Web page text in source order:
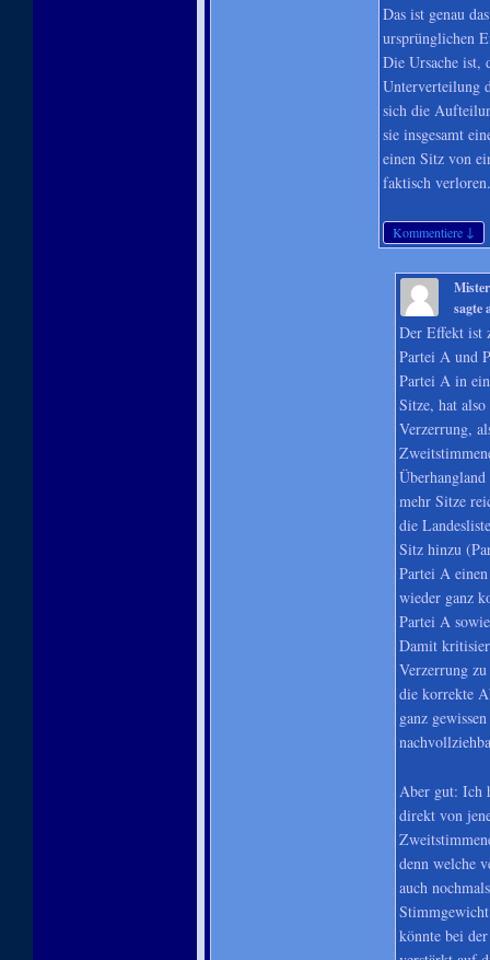
Das ist genau
ursprünglichen
Die Ursache ist,
Unterverteilung
sich die
sie insgesamt
einen Sitz von
faktisch verloren.
Kommentiere ↓
sagte
Der Effekt ist
Partei A und
Partei A in
Sitze, hat
Verzerrung,
mehr Sitze
die
Sitz hinzu
Partei A
wieder ganz
Partei A
Damit
Verzerrung
die korrekte
ganz
Aber gut: Ich
direkt von
denn welche
auch
könnte bei